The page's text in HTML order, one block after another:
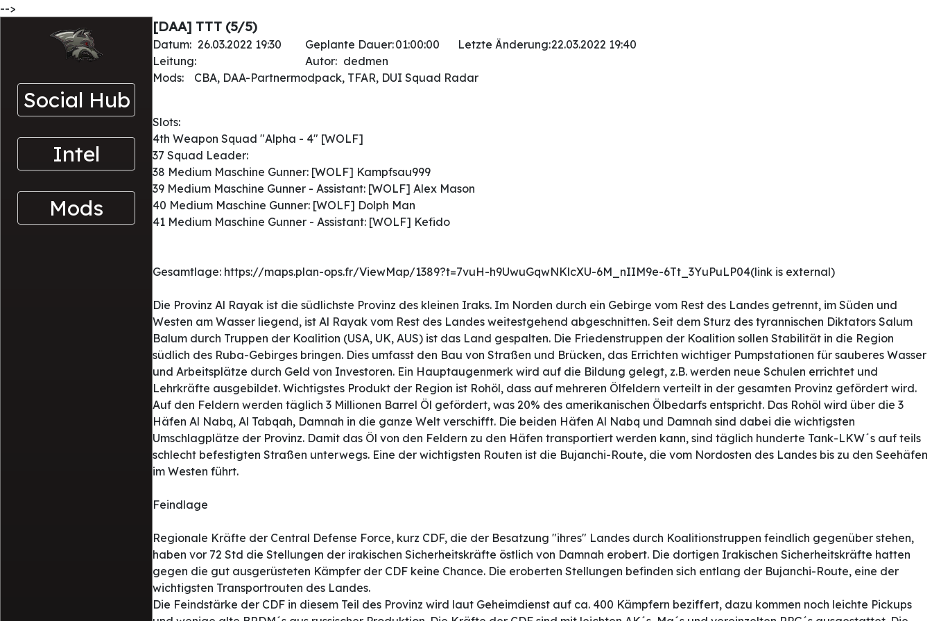
-->
Social Hub
Intel
Mods
[DAA] TTT (5/5)
Datum: 26.03.2022 19:30 Geplante Dauer:01:00:00 Letzte Änderung:22.03.2022 19:40
Leitung:
Autor: dedmen
Mods:
CBA, DAA-Partnermodpack, TFAR, DUI Squad Radar
Slots:
4th Weapon Squad "Alpha - 4" [WOLF]
37 Squad Leader:
38 Medium Maschine Gunner: [WOLF] Kampfsau999
39 Medium Maschine Gunner - Assistant: [WOLF] Alex Mason
40 Medium Maschine Gunner: [WOLF] Dolph Man
41 Medium Maschine Gunner - Assistant: [WOLF] Kefido
Gesamtlage: https://maps.plan-ops.fr/ViewMap/1389?t=7vuH-h9UwuGqwNKlcXU-6M_nIIM9e-6Tt_3YuPuLP04(link is external)
Die Provinz Al Rayak ist die südlichste Provinz des kleinen Iraks. Im Norden durch ein Gebirge vom Rest des Landes getrennt, im Süden und
Westen am Wasser liegend, ist Al Rayak vom Rest des Landes weitestgehend abgeschnitten. Seit dem Sturz des tyrannischen Diktators Salum
Balum durch Truppen der Koalition (USA, UK, AUS) ist das Land gespalten. Die Friedenstruppen der Koalition sollen Stabilität in die Region
südlich des Ruba-Gebirges bringen. Dies umfasst den Bau von Straßen und Brücken, das Errichten wichtiger Pumpstationen für sauberes Wasser
und Arbeitsplätze durch Geld von Investoren. Ein Hauptaugenmerk wird auf die Bildung gelegt, z.B. werden neue Schulen errichtet und
Lehrkräfte ausgebildet. Wichtigstes Produkt der Region ist Rohöl, dass auf mehreren Ölfeldern verteilt in der gesamten Provinz gefördert wird.
Auf den Feldern werden täglich 3 Millionen Barrel Öl gefördert, was 20% des amerikanischen Ölbedarfs entspricht. Das Rohöl wird über die 3
Häfen Al Nabq, Al Tabqah, Damnah in die ganze Welt verschifft. Die beiden Häfen Al Nabq und Damnah sind dabei die wichtigsten
Umschlagplätze der Provinz. Damit das Öl von den Feldern zu den Häfen transportiert werden kann, sind täglich hunderte Tank-LKW´s auf teils
schlecht befestigten Straßen unterwegs. Eine der wichtigsten Routen ist die Bujanchi-Route, die vom Nordosten des Landes bis zu den Seehäfen
im Westen führt.
Feindlage
Regionale Kräfte der Central Defense Force, kurz CDF, die der Besatzung "ihres" Landes durch Koalitionstruppen feindlich gegenüber stehen,
haben vor 72 Std die Stellungen der irakischen Sicherheitskräfte östlich von Damnah erobert. Die dortigen Irakischen Sicherheitskräfte hatten
gegen die gut ausgerüsteten Kämpfer der CDF keine Chance. Die eroberten Stellungen befinden sich entlang der Bujanchi-Route, eine der
wichtigsten Transportrouten des Landes.
Die Feindstärke der CDF in diesem Teil des Provinz wird laut Geheimdienst auf ca. 400 Kämpfern beziffert, dazu kommen noch leichte Pickups